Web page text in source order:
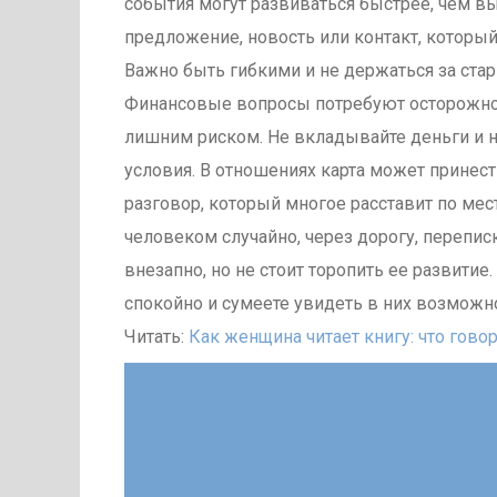
предложение, новость или контакт,
Важно быть гибкими и не держаться за
Финансовые вопросы потребуют
лишним риском. Не вкладывайте деньги и
условия. В отношениях карта может
разговор, который многое расставит по
человеком случайно, через дорогу,
внезапно, но не стоит торопить ее
спокойно и сумеете увидеть в них
Читать: Как женщина читает книгу: что